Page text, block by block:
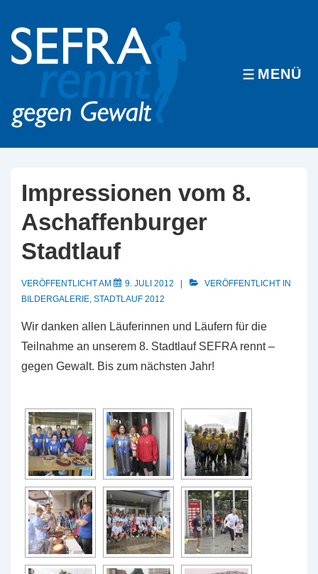
Zum
Inhalt
MENÜ
MENÜ
Impressionen vom 8.
Aschaffenburger
Stadtlauf
VERÖFFENTLICHT AM 9. JULI 2012
VERÖFFENTLICHT IN
BILDERGALERIE, STADTLAUF 2012
Wir danken allen Läuferinnen und Läufern für die
Teilnahme an unserem 8. Stadtlauf SEFRA rennt –
gegen Gewalt. Bis zum nächsten Jahr!